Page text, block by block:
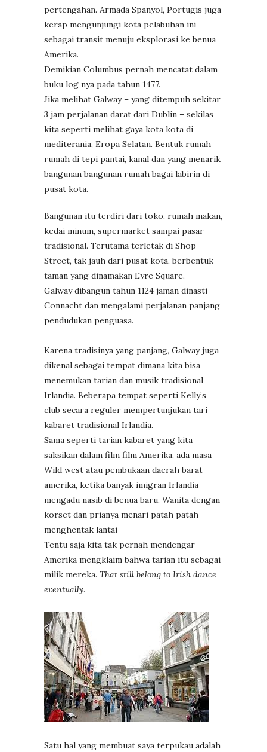
pertengahan. Armada Spanyol, Portugis juga
kerap mengunjungi kota pelabuhan ini
sebagai transit menuju eksplorasi ke benua
Amerika.
Demikian Columbus pernah mencatat dalam
buku log nya pada tahun 1477.
Jika melihat Galway – yang ditempuh sekitar
3 jam perjalanan darat dari Dublin – sekilas
kita seperti melihat gaya kota kota di
mediterania, Eropa Selatan. Bentuk rumah
rumah di tepi pantai, kanal dan yang menarik
bangunan bangunan rumah bagai labirin di
pusat kota.
Bangunan itu terdiri dari toko, rumah makan,
kedai minum, supermarket sampai pasar
tradisional. Terutama terletak di Shop
Street, tak jauh dari pusat kota, berbentuk
taman yang dinamakan Eyre Square.
Galway dibangun tahun 1124 jaman dinasti
Connacht dan mengalami perjalanan panjang
pendudukan penguasa.
Karena tradisinya yang panjang, Galway juga
dikenal sebagai tempat dimana kita bisa
menemukan tarian dan musik tradisional
Irlandia. Beberapa tempat seperti Kelly’s
club secara reguler mempertunjukan tari
kabaret tradisional Irlandia.
Sama seperti tarian kabaret yang kita
saksikan dalam film film Amerika, ada masa
Wild west atau pembukaan daerah barat
amerika, ketika banyak imigran Irlandia
mengadu nasib di benua baru. Wanita dengan
korset dan prianya menari patah patah
menghentak lantai
Tentu saja kita tak pernah mendengar
Amerika mengklaim bahwa tarian itu sebagai
milik mereka. That still belong to Irish dance
eventually.
Satu hal yang membuat saya terpukau adalah